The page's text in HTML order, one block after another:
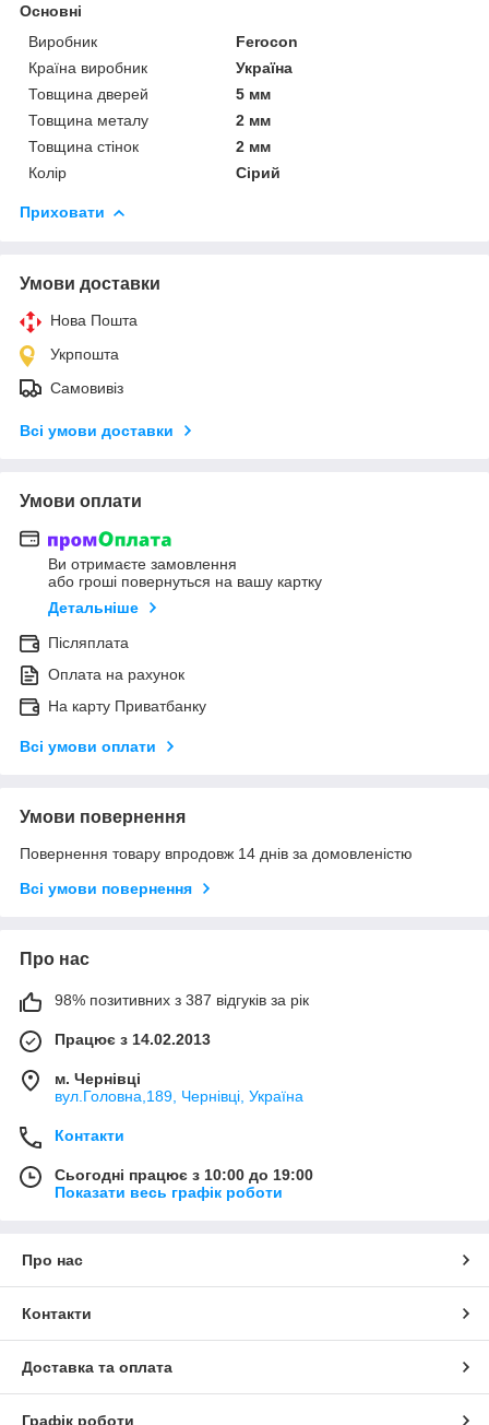
Основні
Виробник
Ferocon
Країна виробник
Україна
Товщина дверей
5 мм
Товщина металу
2 мм
Товщина стінок
2 мм
Колір
Сірий
Приховати
Умови доставки
Нова Пошта
Укрпошта
Самовивіз
Всі умови доставки
Умови оплати
Ви отримаєте замовлення
або гроші повернуться на вашу картку
Детальніше
Післяплата
Оплата на рахунок
На карту Приватбанку
Всі умови оплати
Умови повернення
Повернення товару впродовж 14 днів за домовленістю
Всі умови повернення
Про нас
98% позитивних з 387 відгуків за рік
Працює з 14.02.2013
м. Чернівці
вул.Головна,189, Чернівці, Україна
Контакти
Сьогодні працює з 10:00 до 19:00
Показати весь графік роботи
Про нас
Контакти
Доставка та оплата
Графік роботи